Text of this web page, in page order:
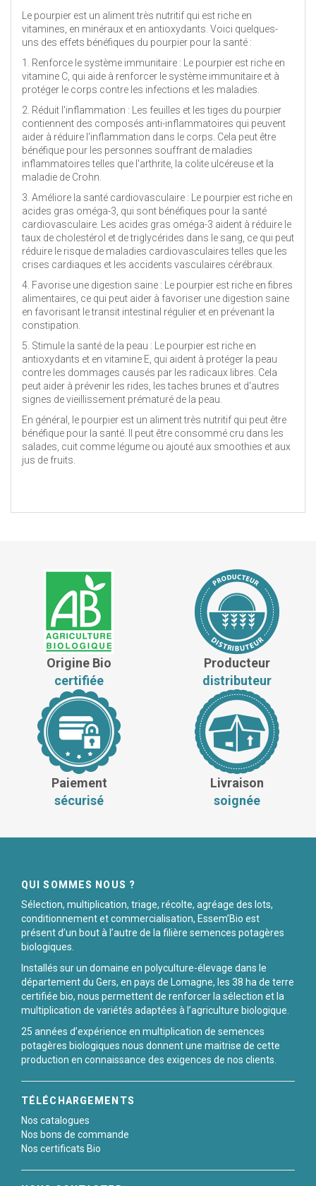
Le pourpier est un aliment très nutritif qui est riche en
vitamines, en minéraux et en antioxydants. Voici quelques-
uns des effets bénéfiques du pourpier pour la santé :
1. Renforce le système immunitaire : Le pourpier est riche en
vitamine C, qui aide à renforcer le système immunitaire et à
protéger le corps contre les infections et les maladies.
2. Réduit l'inflammation : Les feuilles et les tiges du pourpier
contiennent des composés anti-inflammatoires qui peuvent
aider à réduire l'inflammation dans le corps. Cela peut être
bénéfique pour les personnes souffrant de maladies
inflammatoires telles que l'arthrite, la colite ulcéreuse et la
maladie de Crohn.
3. Améliore la santé cardiovasculaire : Le pourpier est riche en
acides gras oméga-3, qui sont bénéfiques pour la santé
cardiovasculaire. Les acides gras oméga-3 aident à réduire le
taux de cholestérol et de triglycérides dans le sang, ce qui peut
réduire le risque de maladies cardiovasculaires telles que les
crises cardiaques et les accidents vasculaires cérébraux.
4. Favorise une digestion saine : Le pourpier est riche en fibres
alimentaires, ce qui peut aider à favoriser une digestion saine
en favorisant le transit intestinal régulier et en prévenant la
constipation.
5. Stimule la santé de la peau : Le pourpier est riche en
antioxydants et en vitamine E, qui aident à protéger la peau
contre les dommages causés par les radicaux libres. Cela
peut aider à prévenir les rides, les taches brunes et d'autres
signes de vieillissement prématuré de la peau.
En général, le pourpier est un aliment très nutritif qui peut être
bénéfique pour la santé. Il peut être consommé cru dans les
salades, cuit comme légume ou ajouté aux smoothies et aux
jus de fruits.
Origine Bio
certifiée
Producteur
distributeur
Paiement
sécurisé
Livraison
soignée
QUI SOMMES NOUS ?
Sélection, multiplication, triage, récolte, agréage des lots,
conditionnement et commercialisation, Essem’Bio est
présent d’un bout à l’autre de la filière semences potagères
biologiques.
Installés sur un domaine en polyculture-élevage dans le
département du Gers, en pays de Lomagne, les 38 ha de terre
certifiée bio, nous permettent de renforcer la sélection et la
multiplication de variétés adaptées à l’agriculture biologique.
25 années d’expérience en multiplication de semences
potagères biologiques nous donnent une maitrise de cette
production en connaissance des exigences de nos clients.
TÉLÉCHARGEMENTS
Nos catalogues
Nos bons de commande
Nos certificats Bio